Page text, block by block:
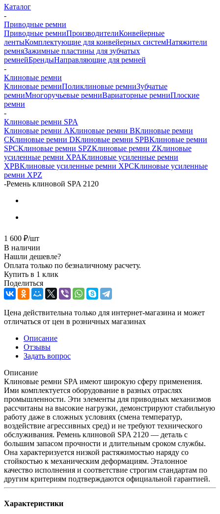
Каталог
-
Приводные ремни
Приводные ремниПроизводителиКонвейерные
лентыКомплектующие для конвейерных системНатяжители
ремняЗажимные пластины для зубчатых
ремнейБрендыНаправляющие для ремней
-
Клиновые ремни
Клиновые ремниПоликлиновые ремниЗубчатые
ремниМногоручьевые ремниВариаторные ремниПлоские
ремни
-
Клиновые ремни SPA
Клиновые ремни AКлиновые ремни BКлиновые ремни
CКлиновые ремни DКлиновые ремни SPBКлиновые ремни
SPCКлиновые ремни SPZКлиновые ремни ZКлиновые
усиленные ремни XPAКлиновые усиленные ремни
XPBКлиновые усиленные ремни XPCКлиновые усиленные
ремни XPZ
-Ремень клиновой SPA 2120
1 600 ₽/шт
В наличии
Нашли дешевле?
Оплата только по безналичному расчету.
Купить в 1 клик
Поделиться
Цена действительна только для интернет-магазина и может
отличаться от цен в розничных магазинах
Описание
Отзывы
Задать вопрос
Описание
Клиновые ремни SPA имеют широкую сферу применения.
Ими комплектуется оборудование в разных отраслях
промышленности. Эти элементы для приводных механизмов
рассчитаны на высокие нагрузки, демонстрируют стабильную
работу даже в сложных условиях (смена температур,
воздействие агрессивных сред) и не требуют технического
обслуживания. Ремень клиновой SPA 2120 — деталь с
большим запасом прочности и длительным сроком службы.
Она характеризуется низкой растяжимостью наряду со
стойкостью к механическим деформациям. Эталонное
качество исполнения и соответствие строгим стандартам по
другим критериям подтверждаются официальной гарантией.
Характеристики